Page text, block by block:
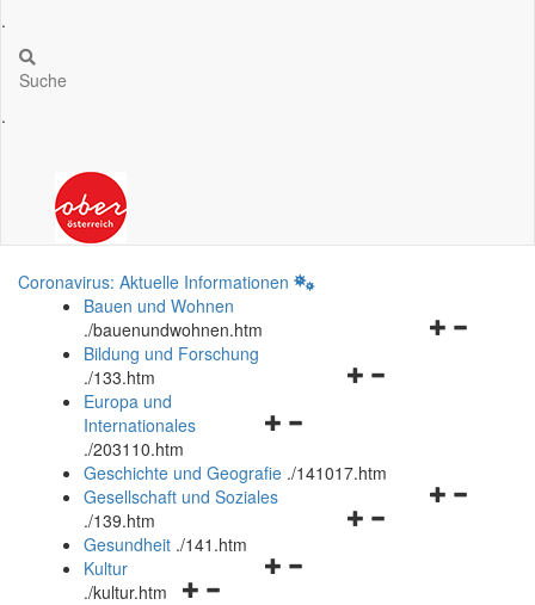
.
Suche
.
Coronavirus: Aktuelle Informationen
Bauen und Wohnen
./bauenundwohnen.htm
Navigationsmenü
Bildung und Forschung
./133.htm
Navigationsmenü
und
schließen
Europa und
Internationales
./203110.htm
Geschichte und Geografie ./141017.htm
Navigationsmenü
Gesellschaft und Soziales
./139.htm
Navigationsmenü
Gesundheit ./141.htm
Navigationsmenü
Kultur
./kultur.htm